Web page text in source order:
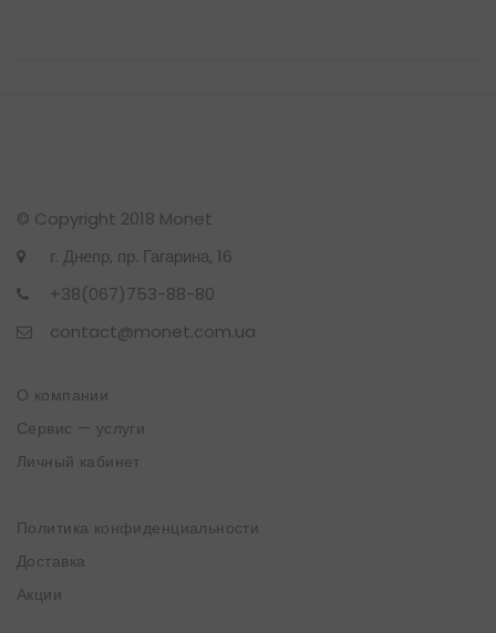
© Copyright 2018 Monet
г. Днепр, пр. Гагарина, 16
+38(067)753-88-80
contact@monet.com.ua
О компании
Сервис — услуги
Личный кабинет
Политика конфиденциальности
Доставка
Акции